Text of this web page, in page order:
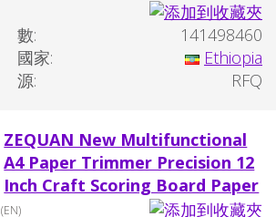
數:
141498460
國家:
Ethiopia
源:
RFQ
ZEQUAN New Multifunctional
A4 Paper Trimmer Precision 12
Inch Craft Scoring Board Paper
(EN)